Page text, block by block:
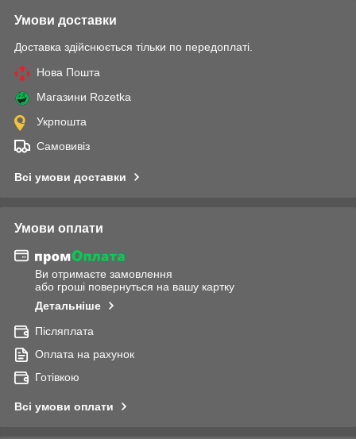
Умови доставки
Доставка здійснюється тільки по передоплаті.
Нова Пошта
Магазини Rozetka
Укрпошта
Самовивіз
Всі умови доставки
Умови оплати
Ви отримаєте замовлення
або гроші повернуться на вашу картку
Детальніше
Післяплата
Оплата на рахунок
Готівкою
Всі умови оплати